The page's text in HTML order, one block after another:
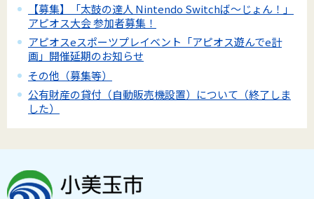
【募集】「太鼓の達人 Nintendo Switchば～じょん！」
アピオス大会 参加者募集！
アピオスeスポーツプレイベント「アピオス遊んでe計
画」開催延期のお知らせ
その他（募集等）
公有財産の貸付（自動販売機設置）について（終了しま
した）